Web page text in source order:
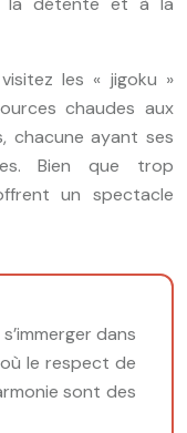
les « jigoku »
chaudes aux
chacune ayant ses
Bien que trop
un spectacle
dans
le respect de
sont des